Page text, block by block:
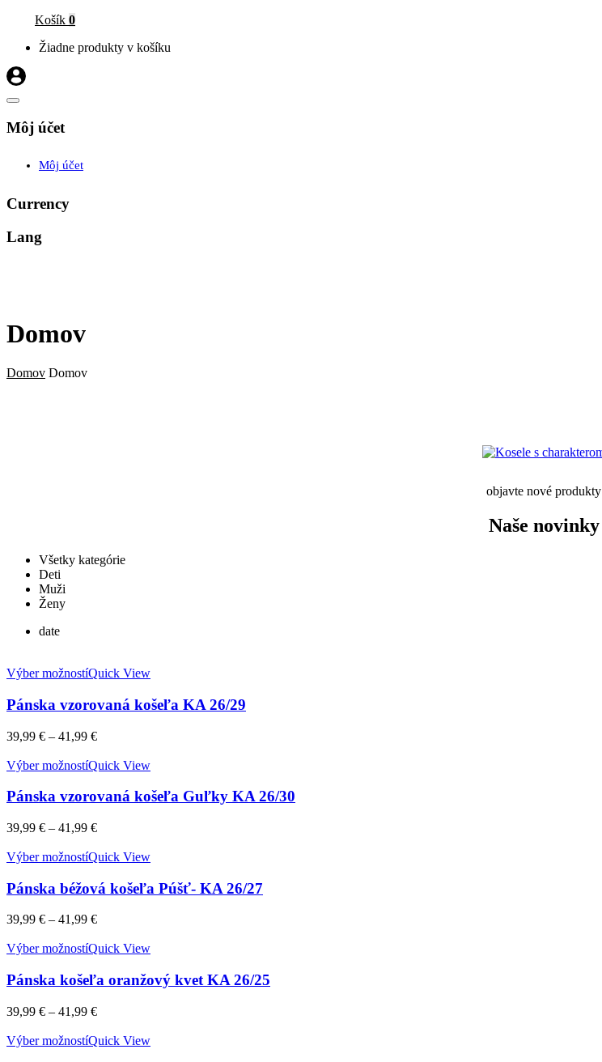
Košík 0
Žiadne produkty v košíku
Môj účet
Môj účet
Currency
Lang
Domov
Domov Domov
objavte nové produkty
Naše novinky
Všetky kategórie
Deti
Muži
Ženy
date
Výber možnostíQuick View
Pánska vzorovaná košeľa KA 26/29
39,99 € – 41,99 €
Výber možnostíQuick View
Pánska vzorovaná košeľa Guľky KA 26/30
39,99 € – 41,99 €
Výber možnostíQuick View
Pánska béžová košeľa Púšť- KA 26/27
39,99 € – 41,99 €
Výber možnostíQuick View
Pánska košeľa oranžový kvet KA 26/25
39,99 € – 41,99 €
Výber možnostíQuick View